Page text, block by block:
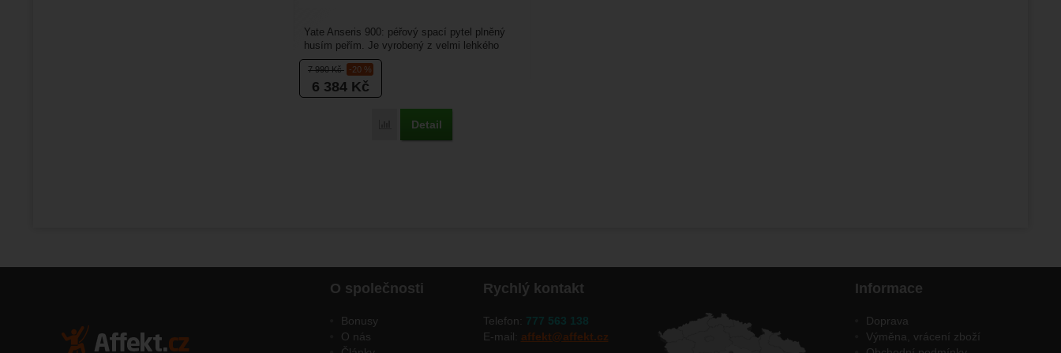
7 990Kč -20 %
6 384 Kč
Přidat 'Yate Anseris 900' k porovnání
Detail
Yate Anseris 900: péřový spací pytel plněný
husím peřím. Je vyrobený z velmi lehkého
micro nylonu 380T...
O společnosti
Bonusy
O nás
Rychlý kontakt
Telefon: 777 563 138
E-mail: affekt@affekt.cz
Informace
Doprava
Výměna, vrácení zboží